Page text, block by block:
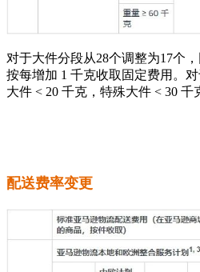
对于大件分段从28个调整为17个
按每增加 1 千克收取固定费用。
大件 < 20 千克，特殊大件 < 30 千
配送费率变更